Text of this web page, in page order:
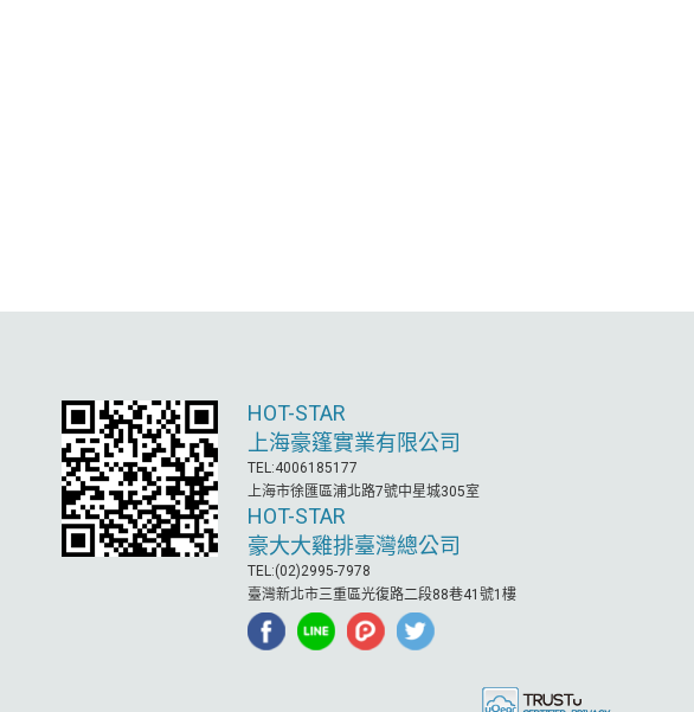
HOT-STAR
上海豪篷實業有限公司
TEL:4006185177
上海市徐匯區浦北路7號中星城305室
HOT-STAR
豪大大雞排臺灣總公司
TEL:(02)2995-7978
臺灣新北市三重區光復路二段88巷41號1樓